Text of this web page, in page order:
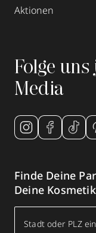
Aktionen
Folge
Media
Finde Deine
Deine